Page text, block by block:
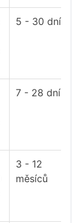
5 - 30 dní
7 - 28 dní
3 - 12
měsíců